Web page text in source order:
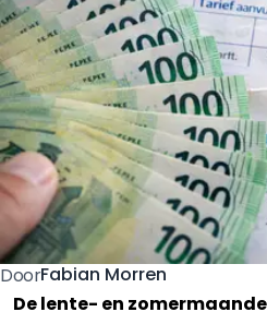
DoorFabian Morren
De lente- en